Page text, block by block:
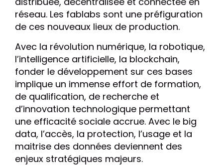
réseau. Les fablabs sont une préfiguration
de ces nouveaux lieux de production.
Avec la révolution numérique, la robotique,
l’intelligence artificielle, la blockchain,
fonder le développement sur ces bases
implique un immense effort de formation,
de qualification, de recherche et
d’innovation technologique permettant
une efficacité sociale accrue. Avec le big
data, l’accès, la protection, l’usage et la
maitrise des données deviennent des
enjeux stratégiques majeurs.